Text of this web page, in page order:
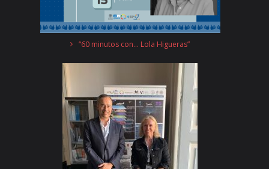
“60 minutos con… Lola Higueras”